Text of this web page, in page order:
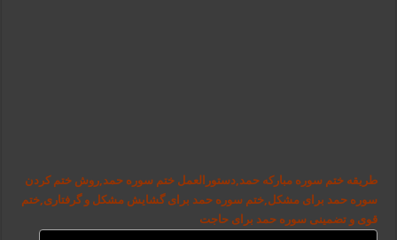
طریقه ختم سوره مبارکه حمد,دستورالعمل ختم سوره حمد,روش ختم کردن
سوره حمد برای مشکل,ختم سوره حمد برای گشایش مشکل و گرفتاری,ختم
قوی و تضمینی سوره حمد برای حاجت